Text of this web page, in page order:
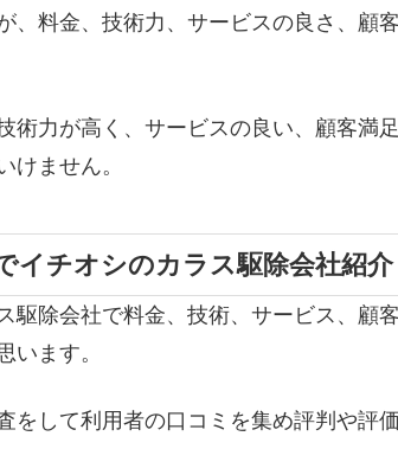
、料金、技術力、サービスの良さ、顧
術力が高く、サービスの良い、顧客満
けません。
イチオシのカラス駆除会社紹介
駆除会社で料金、技術、サービス、顧
います。
をして利用者の口コミを集め評判や評